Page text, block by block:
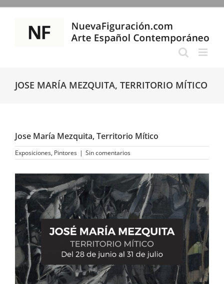
Saltar
contenido
JOSE MARÍA MEZQUITA, TERRITORIO MÍTICO
Jose María Mezquita, Territorio Mítico
Exposiciones, Pintores | Sin comentarios